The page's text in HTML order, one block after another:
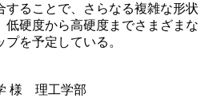
することで、さらなる複雑な形状
低硬度から高硬度までさまざまな
を予定している。
様 理工学部